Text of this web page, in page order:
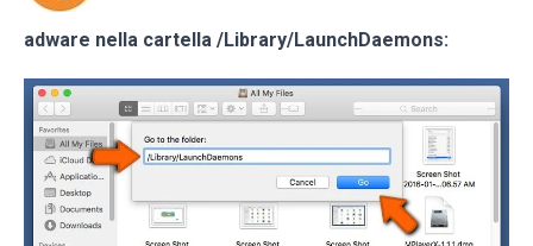
adware nella cartella /Library/LaunchDaemons: